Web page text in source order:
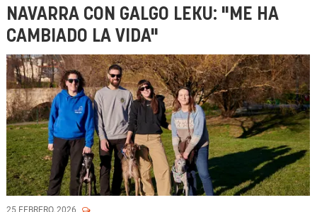
NAVARRA CON GALGO LEKU: "ME HA
CAMBIADO LA VIDA"
25 FEBRERO, 2026